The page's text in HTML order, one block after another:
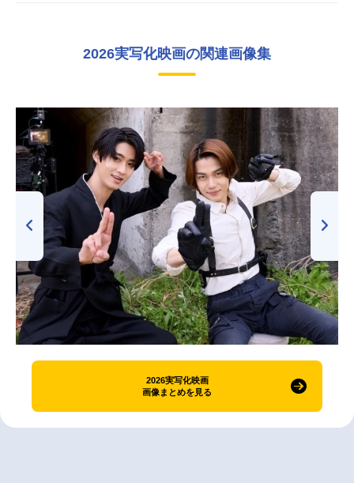
2026実写化映画の関連画像集
2026実写化映画
画像まとめを見る